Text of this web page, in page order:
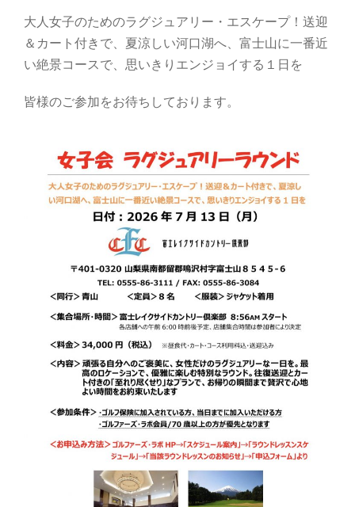
大人女子のためのラグジュアリー・エスケープ！送迎
＆カート付きで、夏涼しい河口湖へ、富士山に一番近
い絶景コースで、思いきりエンジョイする１日を
皆様のご参加をお待ちしております。